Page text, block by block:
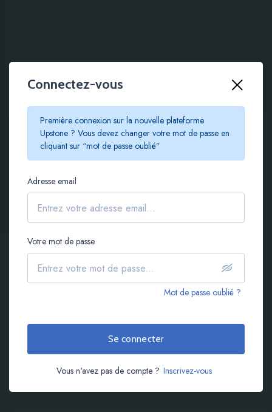
Connectez-vous
Première connexion sur la nouvelle plateforme
Upstone ? Vous devez changer votre mot de passe en
cliquant sur “mot de passe oublié”
Adresse email
Mot de passe oublié ?
Votre mot de passe
Se connecter
Vous n'avez pas de compte ? Inscrivez-vous
100 % EN LIGNE
Le crowdfunding
immobilier à partir de
100 €
S'inscrire gratuitement